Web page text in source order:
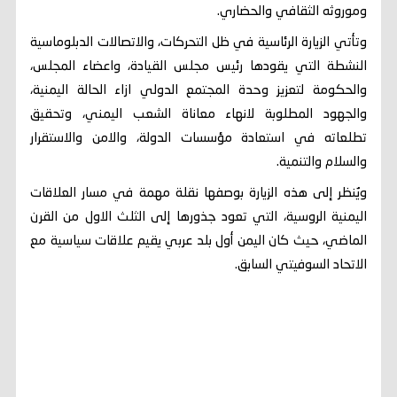
وموروثه الثقافي والحضاري.
وتأتي الزيارة الرئاسية في ظل التحركات، والاتصالات الدبلوماسية
النشطة التي يقودها رئيس مجلس القيادة، واعضاء المجلس،
والحكومة لتعزيز وحدة المجتمع الدولي ازاء الحالة اليمنية،
والجهود المطلوبة لانهاء معاناة الشعب اليمني، وتحقيق
تطلعاته في استعادة مؤسسات الدولة، والامن والاستقرار
والسلام والتنمية.
ويُنظر إلى هذه الزيارة بوصفها نقلة مهمة في مسار العلاقات
اليمنية الروسية، التي تعود جذورها إلى الثلث الاول من القرن
الماضي، حيث كان اليمن أول بلد عربي يقيم علاقات سياسية مع
الاتحاد السوفيتي السابق.